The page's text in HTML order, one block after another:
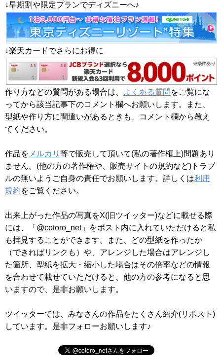
↓早期割や限定プランでディズニーへ♪
↓楽天カードでさらにお得に
作り方などの質問がある場合は、 よくある質問 をご覧にな
ってから該当記事下のコメント欄へお願いします。また、
型紙や作り方に間違いがあるときも、コメント欄から教え
てください。
作品を メルカリ 等で販売して頂いて(私の著作権上)問題あり
ません。(他の方の著作権や、販売サイトの規約など)トラブ
ルの無いようご自身の責任でお願いします。詳しくは利用
規約をご覧ください。
出来上がった作品の写真をX(旧ツイッター)などに載せる際
には、「@cotoro_net」をポスト内に入れていただけると私
も拝見することができます。また、どの型紙を作ったか
（できればリンクも）や、アレンジした場合はアレンジし
た箇所、型紙を拡大・縮小した場合はその倍率などの情報
を合わせて載せていただけると、他の方の参考になると思
いますので、是非お願いします。
ツイッターでは、みなさんの作品をたくさん紹介(リポスト)
しています。是非フォローお願いします♪